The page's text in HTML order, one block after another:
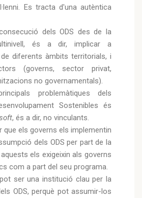
Es tracta d'una autèntica
dels ODS des de la
és a dir, implicar a
diferents àmbits territorials, i
(governs, sector privat,
no governamentals).
problemàtiques dels
Sostenibles és
, és a dir, no vinculants.
que els governs els implementin
dels ODS per part de la
els exigeixin als governs
com a part del seu programa.
ser una institució clau per la
ODS, perquè pot assumir-los